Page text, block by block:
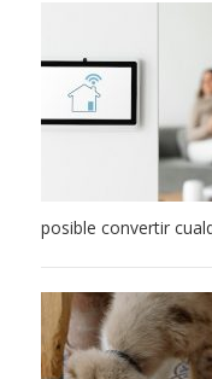
posible convertir